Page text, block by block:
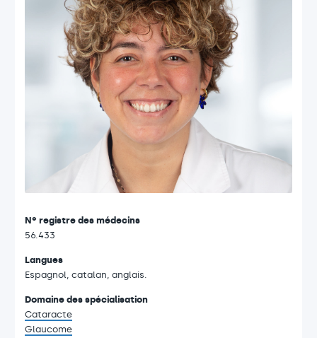
Nº registre des médecins
56.433
Langues
Espagnol, catalan, anglais.
Domaine des spécialisation
Cataracte
Glaucome